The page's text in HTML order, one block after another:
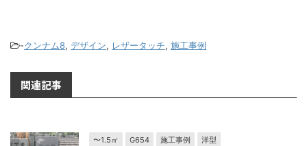
-クンナム8, デザイン, レザータッチ, 施工事例
関連記事
〜1.5㎡ G654 施工事例 洋型